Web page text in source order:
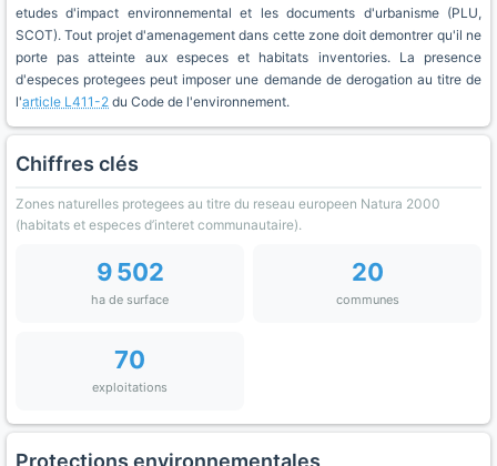
etudes d'impact environnemental et les documents d'urbanisme (PLU,
SCOT). Tout projet d'amenagement dans cette zone doit demontrer qu'il ne
porte pas atteinte aux especes et habitats inventories. La presence
d'especes protegees peut imposer une demande de derogation au titre de
l'article L411-2 du Code de l'environnement.
Chiffres clés
Zones naturelles protegees au titre du reseau europeen Natura 2000
(habitats et especes d’interet communautaire).
9 502
ha de surface
20
communes
70
exploitations
Protections environnementales